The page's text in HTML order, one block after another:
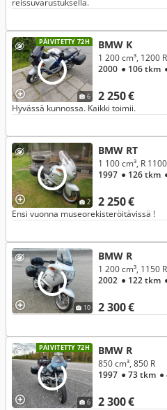
reissuvarustuksella.
PÄIVITETTY 72H
6
BMW K
2 250 €
1 200 cm³, 1200
2000 ● 106 tkm
Hyvässä kunnossa. Kaikki toimii.
2
BMW RT
2 250 €
1 100 cm³, R
1997 ● 126 tkm
Ensi vuonna museorekisteröitävissä !
10
BMW R
2 300 €
1 200 cm³, 1150
2002 ● 122 tkm
PÄIVITETTY 72H
6
BMW R
2 300 €
850 cm³, 850 R
1997 ● 73 tkm ●